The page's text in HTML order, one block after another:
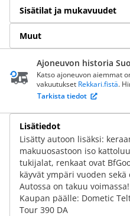
Sisätilat ja mukavuudet
Muut
Ajoneuvon historia
Katso ajoneuvon aiemmat
vakuutukset Rekkari.fistä.
Tarkista tiedot
Lisätiedot
Lisätty autoon lisäksi:
makuuosastoon iso
tukijalat, renkaat ovat
käyvät ympäri vuoden
Autossa on takuu voimassa!
Kaupan päälle: Dometic
Tour 390 DA